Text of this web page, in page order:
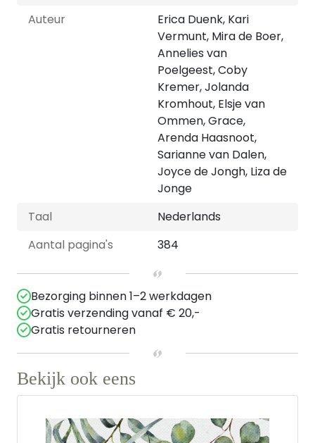
Auteur
Erica Duenk, Kari
Vermunt, Mira de Boer,
Annelies van
Poelgeest, Coby
Kremer, Jolanda
Kromhout, Elsje van
Ommen, Grace,
Arenda Haasnoot,
Sarianne van Dalen,
Joyce de Jongh, Liza de
Jonge
Taal
Nederlands
Aantal pagina's
384
Bezorging binnen 1–2 werkdagen
Gratis verzending vanaf € 20,-
Gratis retourneren
Bekijk ook eens